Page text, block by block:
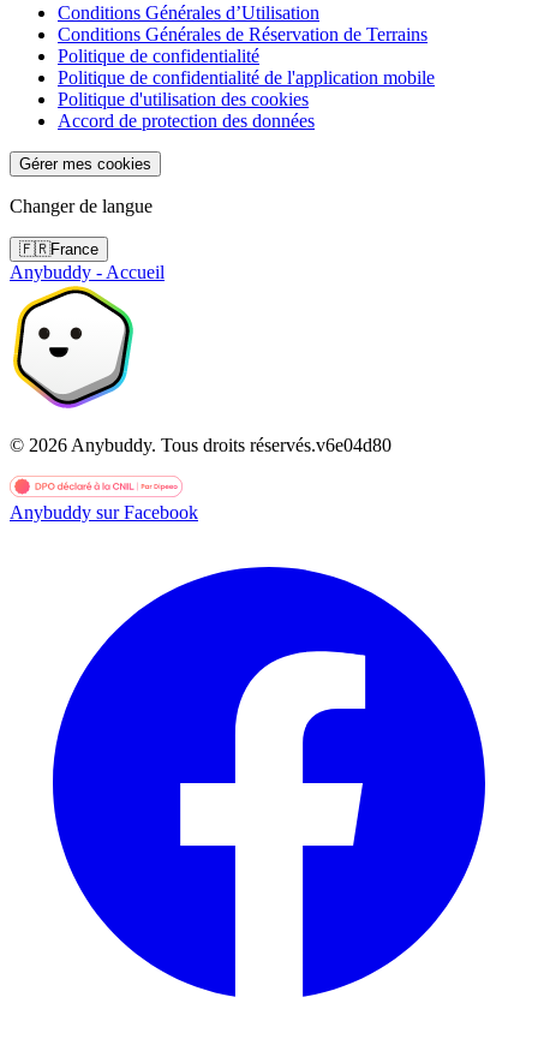
Conditions Générales d’Utilisation
Conditions Générales de Réservation de Terrains
Politique de confidentialité
Politique de confidentialité de l'application mobile
Politique d'utilisation des cookies
Accord de protection des données
Gérer mes cookies
Changer de langue
🇫🇷France
Anybuddy - Accueil
© 2026 Anybuddy. Tous droits réservés.v6e04d80
Anybuddy sur Facebook